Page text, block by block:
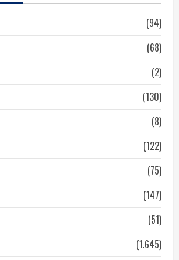
(94)
(68)
(2)
(130)
(8)
(122)
(75)
(147)
(51)
(1.645)